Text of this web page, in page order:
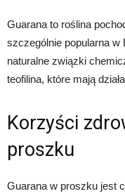
Guarana to roślina
szczególnie popularna w
naturalne związki
teofilina, które mają
Korzyści
proszku
Guarana w proszku jest